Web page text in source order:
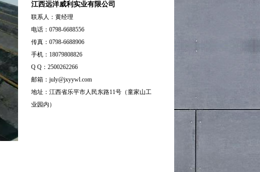
江西远洋威利实业有限公司
联系人：黄经理
电话：0798-6688556
传真：0798-6688906
手机：18079808826
Q Q：2500262266
邮箱：july@jxyywl.com
地址：江西省乐平市人民东路11号（童家山工
业园内）